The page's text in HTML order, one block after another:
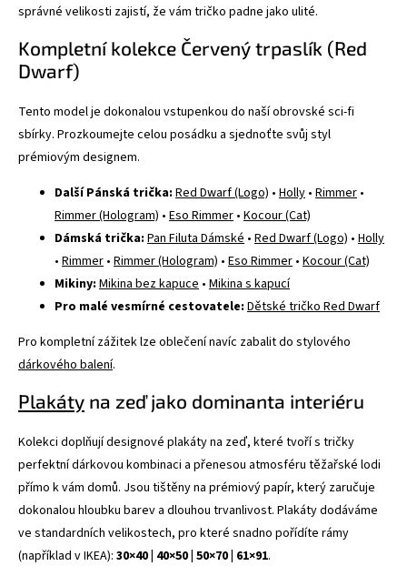
správné velikosti zajistí, že vám tričko padne jako ulité.
Kompletní kolekce Červený trpaslík (Red
Dwarf)
Tento model je dokonalou vstupenkou do naší obrovské sci-fi
sbírky. Prozkoumejte celou posádku a sjednoťte svůj styl
prémiovým designem.
Další Pánská trička: Red Dwarf (Logo) • Holly • Rimmer •
Rimmer (Hologram) • Eso Rimmer • Kocour (Cat)
Dámská trička: Pan Filuta Dámské • Red Dwarf (Logo) • Holly
• Rimmer • Rimmer (Hologram) • Eso Rimmer • Kocour (Cat)
Mikiny: Mikina bez kapuce • Mikina s kapucí
Pro malé vesmírné cestovatele: Dětské tričko Red Dwarf
Pro kompletní zážitek lze oblečení navíc zabalit do stylového
dárkového balení.
Plakáty na zeď jako dominanta interiéru
Kolekci doplňují designové plakáty na zeď, které tvoří s tričky
perfektní dárkovou kombinaci a přenesou atmosféru těžařské lodi
přímo k vám domů. Jsou tištěny na prémiový papír, který zaručuje
dokonalou hloubku barev a dlouhou trvanlivost. Plakáty dodáváme
ve standardních velikostech, pro které snadno pořídíte rámy
(například v IKEA): 30×40 | 40×50 | 50×70 | 61×91.